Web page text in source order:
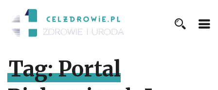
Tag:Portal